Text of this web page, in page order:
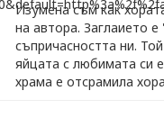
Изумена съм как
на автора. Заглаието
съпричасността ни.
яйцата с любимата си
храма е отсрамила